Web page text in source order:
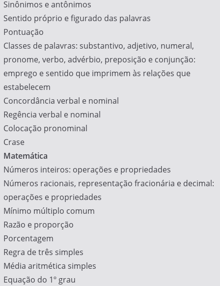
Sinônimos e antônimos
Sentido próprio e figurado das palavras
Pontuação
Classes de palavras: substantivo, adjetivo, numeral,
pronome, verbo, advérbio, preposição e conjunção:
emprego e sentido que imprimem às relações que
estabelecem
Concordância verbal e nominal
Regência verbal e nominal
Colocação pronominal
Crase
Matemática
Números inteiros: operações e propriedades
Números racionais, representação fracionária e decimal:
operações e propriedades
Mínimo múltiplo comum
Razão e proporção
Porcentagem
Regra de três simples
Média aritmética simples
Equação do 1º grau